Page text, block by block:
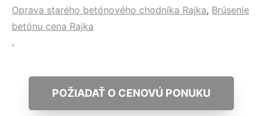
Oprava starého betónového chodníka Rajka, Brúsenie
betónu cena Rajka
.
POŽIADAŤ O CENOVÚ PONUKU